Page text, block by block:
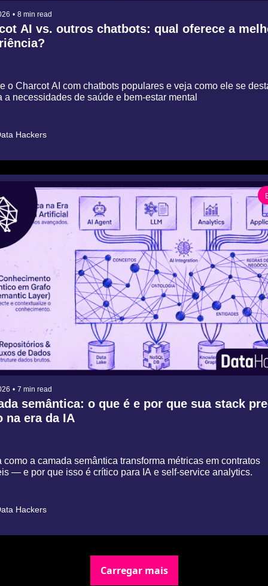
• 8 min read
AI vs. outros chatbots: qual oferece a
o Charcot AI com chatbots populares e veja como ele se
a necessidades de saúde e bem-estar mental
Hackers
• 7 min read
semântica: o que é e por que sua stack
na era da IA
como a camada semântica transforma métricas em contratos
— e por que isso é crítico para IA e self-service analytics.
Hackers
Carregar mais